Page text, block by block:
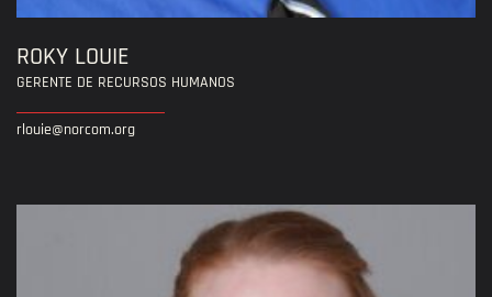
ROKY LOUIE
GERENTE DE RECURSOS HUMANOS
rlouie@norcom.org